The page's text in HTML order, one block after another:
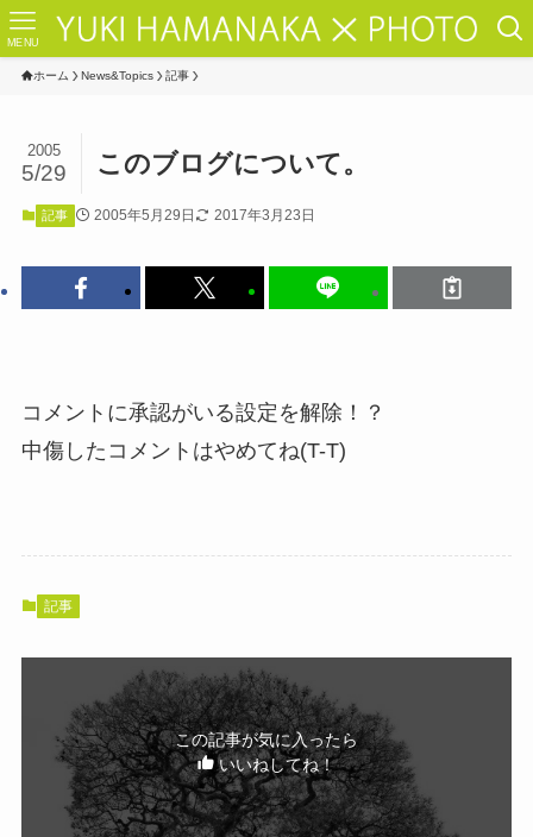
MENU
ホーム News&Topics 記事
このブログについて。
2005
5/29
記事 2005年5月29日 2017年3月23日
コメントに承認がいる設定を解除！？
中傷したコメントはやめてね(T-T)
記事
この記事が気に入ったら
いいねしてね！